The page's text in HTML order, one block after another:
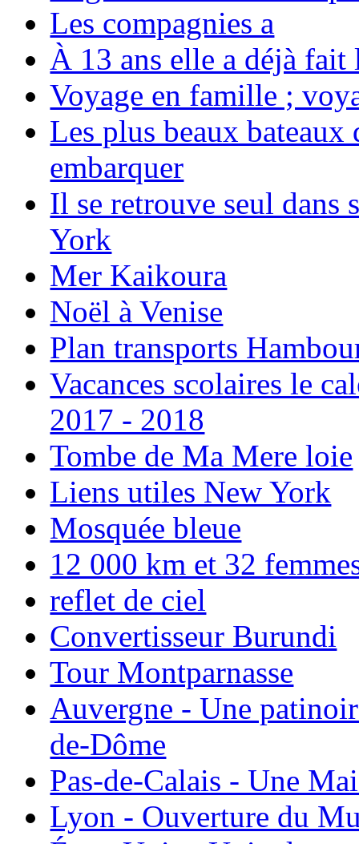
Les compagnies a
À 13 ans elle a déjà
Voyage en famille ;
Les plus beaux bateaux
embarquer
Il se retrouve seul dans
York
Mer Kaikoura
Noël à Venise
Plan transports
Vacances scolaires le
2017 - 2018
Tombe de Ma Mere loie
Liens utiles New York
Mosquée bleue
12 000 km et 32
reflet de ciel
Convertisseur Burundi
Tour Montparnasse
Auvergne - Une
de-Dôme
Pas-de-Calais - Une
Lyon - Ouverture du